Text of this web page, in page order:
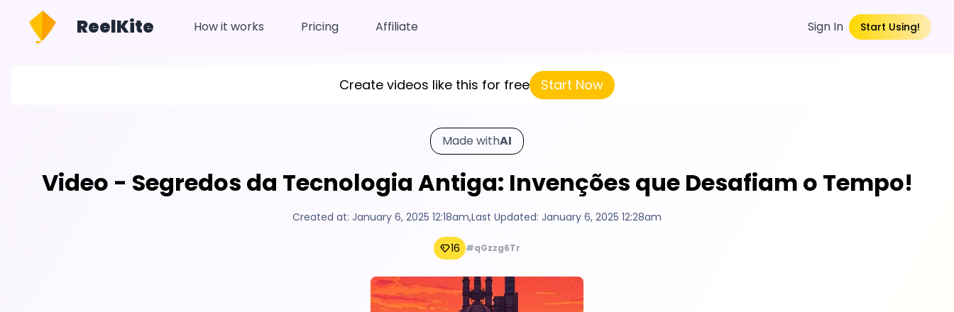
ReelKite How it works Pricing Affiliate Sign In Start Using!
Create videos like this for free Start Now
Made withAI
Video - Segredos da Tecnologia Antiga: Invenções que Desafiam o Tempo!
Created at: January 6, 2025 12:18am,Last Updated: January 6, 2025 12:28am
16 #qGzzg6Tr